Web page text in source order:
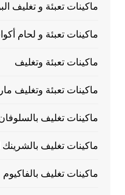
ماكينات تعبئة و تغليف
ماكينات تعبئة و لحام
ماكينات تعبئة وتغليف
ماكينات تعبئة وتغليف
ماكينات تغليف
ماكينات تغليف بالشرينك
ماكينات تغليف بالفاكيوم